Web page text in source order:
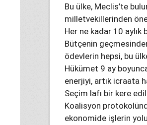
Bu ülke, Meclis’te
milletvekillerinden
Her ne kadar 10
Bütçenin
ödevlerin hepsi, bu
Hükümet 9 ay
enerjiyi, artık icraata
Seçim lafı bir kere
Koalisyon
ekonomide işlerin